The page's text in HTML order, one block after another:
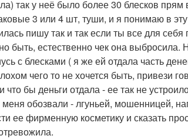
так у неё было более 30 блесков
3 или 4 шт, туши, и я понимаю в эту
пишу так и так если ты все для
быть, естественно чек она выбросила.
с блесками ( я же ей отдала часть
чего то не хочется быть, привези
что бы деньги отдала - ее так не
меня обозвали - лгуньей, мошенницей,
ее фирменную косметику и сказать